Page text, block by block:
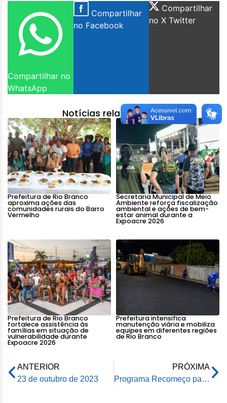
Compartilhar no
WhatsApp
Compartilhar
no Facebook
Compartilhar
no X Twitter
Notícias relacionadas:
Prefeitura de Rio Branco
aproxima ações das
comunidades rurais do Barro
Vermelho
Secretaria Municipal de Meio
Ambiente reforça fiscalização
ambiental e ações de bem-
estar animal durante a
Expoacre 2026
Prefeitura de Rio Branco
fortalece assistência às
famílias em situação de
vulnerabilidade durante
Expoacre 2026
Prefeitura intensifica
manutenção viária e mobiliza
equipes em diferentes regiões
de Rio Branco
ANTERIOR
23 de outubro de 2023
PRÓXIMA
Programa Recomeço para as Famílias inicia entrega dos mais de 17 mil itens a atingidos pela cheia